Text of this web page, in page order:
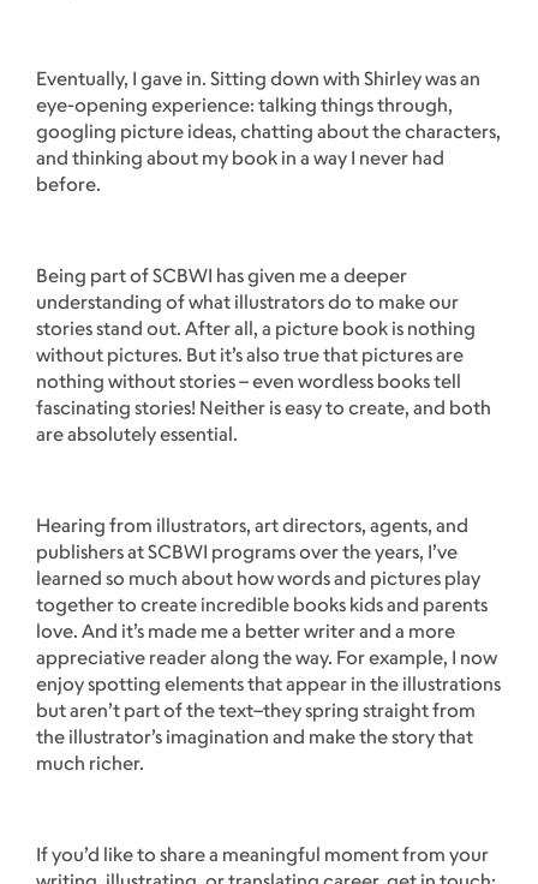
Eventually, I gave in. Sitting down with Shirley was an
eye-opening experience: talking things through,
googling picture ideas, chatting about the characters,
and thinking about my book in a way I never had
before.
Being part of SCBWI has given me a deeper
understanding of what illustrators do to make our
stories stand out. After all, a picture book is nothing
without pictures. But it’s also true that pictures are
nothing without stories – even wordless books tell
fascinating stories! Neither is easy to create, and both
are absolutely essential.
Hearing from illustrators, art directors, agents, and
publishers at SCBWI programs over the years, I’ve
learned so much about how words and pictures play
together to create incredible books kids and parents
love. And it’s made me a better writer and a more
appreciative reader along the way. For example, I now
enjoy spotting elements that appear in the illustrations
but aren’t part of the text–they spring straight from
the illustrator’s imagination and make the story that
much richer.
If you’d like to share a meaningful moment from your